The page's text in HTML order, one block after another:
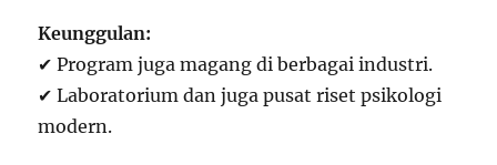
Keunggulan:
✔ Program juga magang di berbagai industri.
✔ Laboratorium dan juga pusat riset psikologi
modern.